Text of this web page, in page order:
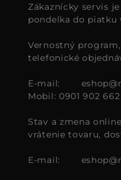
Zákaznícky servis
pondelka do piatku
Vernostný
telefonické
E-mail:
Mobil: 0901 902 662
Stav a zmena
vrátenie tovaru,
E-mail: